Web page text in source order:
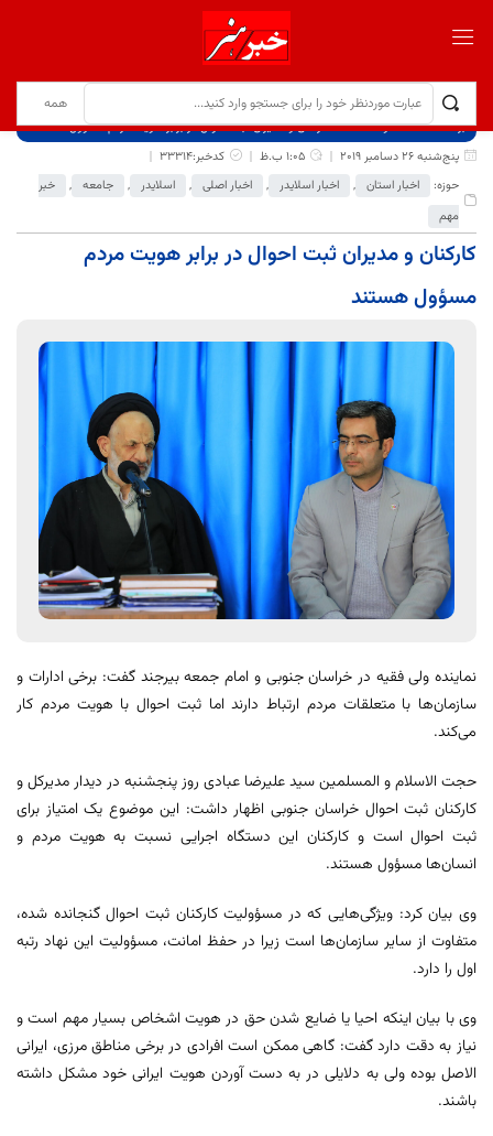
برگ نخست نوشته‌ها
کارکنان و مدیران ثبت احوال در برابر هویت مردم مسؤول هستند
پنج‌شنبه 26 دسامبر 2019
1:05 ب.ظ
کدخبر:33314
حوزه:
اخبار استان , اخبار اسلایدر , اخبار اصلی , اسلایدر , جامعه ,
خبر
مهم
کارکنان و مدیران ثبت احوال در برابر هویت مردم
مسؤول هستند
نماینده ولی فقیه در خراسان جنوبی و امام جمعه بیرجند گفت: برخی ادارات و
سازمان‌ها با متعلقات مردم ارتباط دارند اما ثبت احوال با هویت مردم کار
می‌کند.
حجت الاسلام و المسلمین سید علیرضا عبادی روز پنجشنبه در دیدار مدیرکل و
کارکنان ثبت احوال خراسان جنوبی اظهار داشت: این موضوع یک امتیاز برای
ثبت احوال است و کارکنان این دستگاه اجرایی نسبت به هویت مردم و
انسان‌ها مسؤول هستند.
وی بیان کرد: ویژگی‌هایی که در مسؤولیت‌ کارکنان ثبت احوال گنجانده شده،
متفاوت از سایر سازمان‌ها است زیرا در حفظ امانت، مسؤولیت این نهاد رتبه
اول را دارد.
وی با بیان اینکه احیا یا ضایع شدن حق در هویت اشخاص بسیار مهم است و
نیاز به دقت دارد گفت: گاهی ممکن است افرادی در برخی مناطق مرزی، ایرانی
الاصل بوده ولی به دلایلی در به دست آوردن هویت ایرانی خود مشکل داشته
باشند.